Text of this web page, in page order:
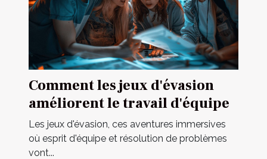
Comment les jeux d'évasion
améliorent le travail d'équipe
Les jeux d'évasion, ces aventures immersives
où esprit d'équipe et résolution de problèmes
vont...